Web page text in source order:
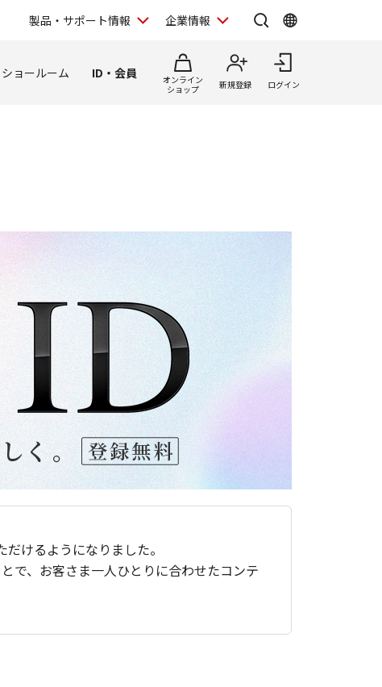
製品・サポート情報 企業情報
ショールーム ID・会員
オンライン
ショップ
新規登録 ログイン
けるようになりました。
で、お客さま一人ひとりに合わせたコンテ